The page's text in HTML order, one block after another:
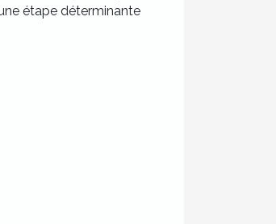
étape déterminante